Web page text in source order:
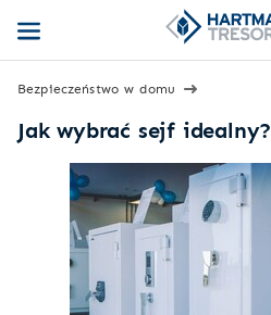
Bezpieczeństwo w domu
Jak wybrać sejf idealny?